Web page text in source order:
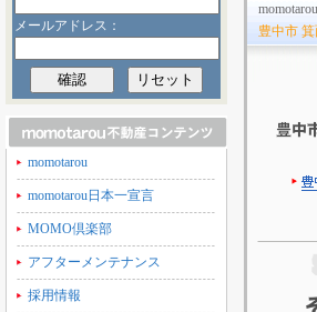
メールアドレス：
momotarou
momotarou日本一宣言
MOMO倶楽部
アフターメンテナンス
採用情報
豊中市